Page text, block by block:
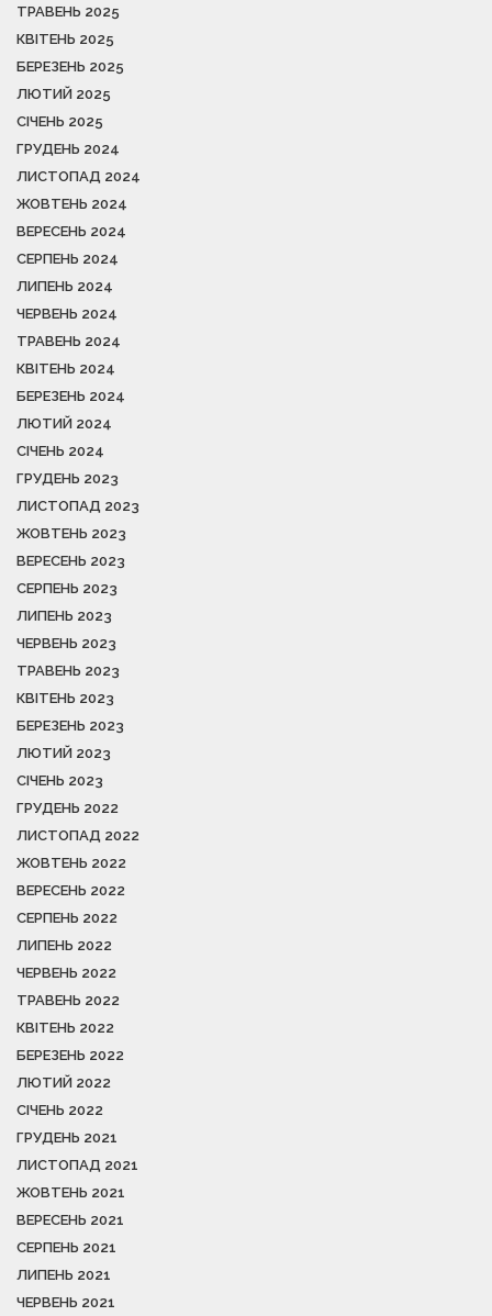
ТРАВЕНЬ 2025
КВІТЕНЬ 2025
БЕРЕЗЕНЬ 2025
ЛЮТИЙ 2025
СІЧЕНЬ 2025
ГРУДЕНЬ 2024
ЛИСТОПАД 2024
ЖОВТЕНЬ 2024
ВЕРЕСЕНЬ 2024
СЕРПЕНЬ 2024
ЛИПЕНЬ 2024
ЧЕРВЕНЬ 2024
ТРАВЕНЬ 2024
КВІТЕНЬ 2024
БЕРЕЗЕНЬ 2024
ЛЮТИЙ 2024
СІЧЕНЬ 2024
ГРУДЕНЬ 2023
ЛИСТОПАД 2023
ЖОВТЕНЬ 2023
ВЕРЕСЕНЬ 2023
СЕРПЕНЬ 2023
ЛИПЕНЬ 2023
ЧЕРВЕНЬ 2023
ТРАВЕНЬ 2023
КВІТЕНЬ 2023
БЕРЕЗЕНЬ 2023
ЛЮТИЙ 2023
СІЧЕНЬ 2023
ГРУДЕНЬ 2022
ЛИСТОПАД 2022
ЖОВТЕНЬ 2022
ВЕРЕСЕНЬ 2022
СЕРПЕНЬ 2022
ЛИПЕНЬ 2022
ЧЕРВЕНЬ 2022
ТРАВЕНЬ 2022
КВІТЕНЬ 2022
БЕРЕЗЕНЬ 2022
ЛЮТИЙ 2022
СІЧЕНЬ 2022
ГРУДЕНЬ 2021
ЛИСТОПАД 2021
ЖОВТЕНЬ 2021
ВЕРЕСЕНЬ 2021
СЕРПЕНЬ 2021
ЛИПЕНЬ 2021
ЧЕРВЕНЬ 2021